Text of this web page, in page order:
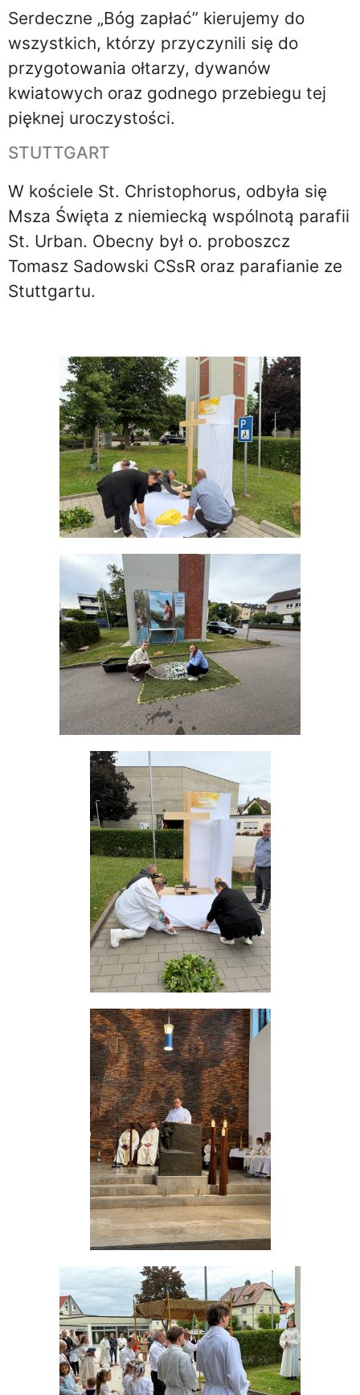
Serdeczne „Bóg zapłać” kierujemy do
wszystkich, którzy przyczynili się do
przygotowania ołtarzy, dywanów
kwiatowych oraz godnego przebiegu tej
pięknej uroczystości.
STUTTGART
W kościele St. Christophorus, odbyła się
Msza Święta z niemiecką wspólnotą parafii
St. Urban. Obecny był o. proboszcz
Tomasz Sadowski CSsR oraz parafianie ze
Stuttgartu.